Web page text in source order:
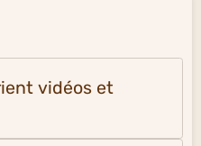
vidéos et